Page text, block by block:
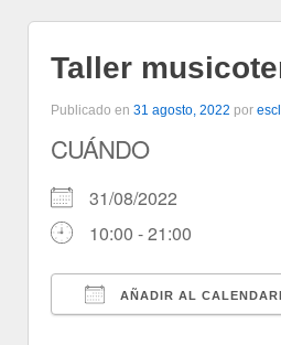
Taller
Publicado en 31 agosto, 2022 por
CUÁNDO
31/08/2022
10:00 - 21:00
AÑADIR AL